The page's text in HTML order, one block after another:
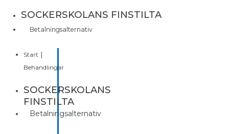
SOCKERSKOLANS FINSTILTA
Betalningsalternativ
Start |
Behandlingar
SOCKERSKOLANS
FINSTILTA
Betalningsalternativ